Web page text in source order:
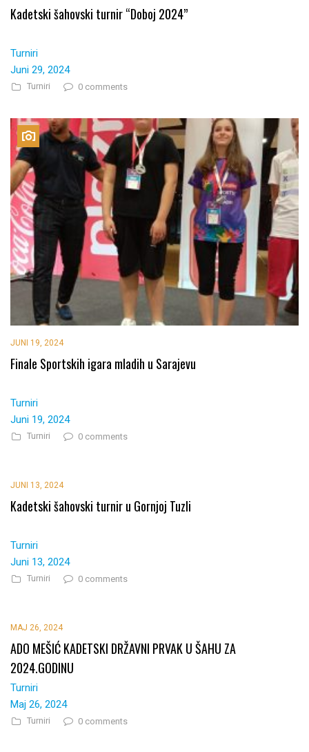
Kadetski šahovski turnir “Doboj 2024”
Turniri
Juni 29, 2024
Turniri 0 comments
JUNI 19, 2024
Finale Sportskih igara mladih u Sarajevu
Turniri
Juni 19, 2024
Turniri 0 comments
JUNI 13, 2024
Kadetski šahovski turnir u Gornjoj Tuzli
Turniri
Juni 13, 2024
Turniri 0 comments
MAJ 26, 2024
ADO MEŠIĆ KADETSKI DRŽAVNI PRVAK U ŠAHU ZA
2024.GODINU
Turniri
Maj 26, 2024
Turniri 0 comments